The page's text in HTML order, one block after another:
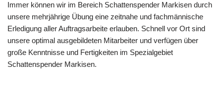
Immer können wir im Bereich Schattenspender Markisen durch
unsere mehrjährige Übung eine zeitnahe und fachmännische
Erledigung aller Auftragsarbeite erlauben. Schnell vor Ort sind
unsere optimal ausgebildeten Mitarbeiter und verfügen über
große Kenntnisse und Fertigkeiten im Spezialgebiet
Schattenspender Markisen.